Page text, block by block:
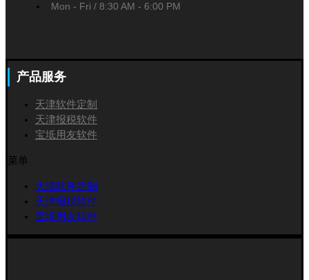
Mon - Fri / 8:30 AM - 6:00 PM
产品服务
天津软件定制
天津报税软件
宝坻用友软件
菜单
天津软件定制
天津报税软件
宝坻用友软件